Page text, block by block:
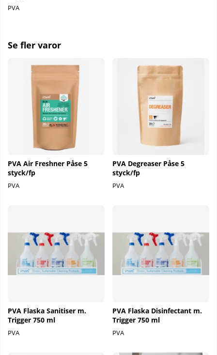
PVA
Se fler varor
PVA Air Freshner Påse 5
styck/fp
PVA
PVA Degreaser Påse 5
styck/fp
PVA
PVA Flaska Sanitiser m.
Trigger 750 ml
PVA
PVA Flaska Disinfectant m.
Trigger 750 ml
PVA